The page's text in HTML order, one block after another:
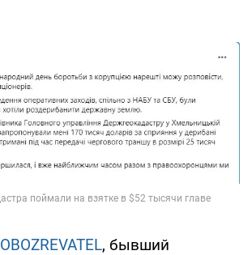
OBOZREVATEL, бывший